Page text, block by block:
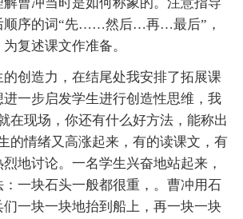
顺序的词“先……然后…再…最后”，
复述课文作准备。
的创造力，在结尾处我安排了拓展课
一步启发学生进行创造性思维，我
在现场，你还有什么好方法，能称出
的情绪又高涨起来，有的读课文，有
地讨论。一名学生兴奋地站起来，
一块石头一般都很重，。曹冲用石
一块一块地抬到船上，再一块一块